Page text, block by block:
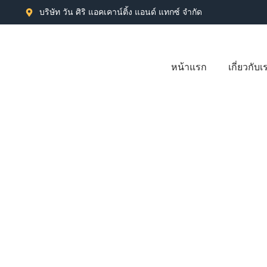
บริษัท วัน ศิริ แอคเคาน์ติ้ง แอนด์ แทกซ์ จำกัด
หน้าแรก เกี่ยวกับเ